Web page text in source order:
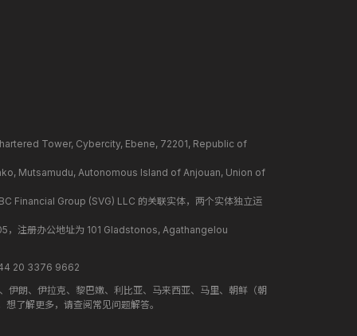
Tower, Cybercity, Ebene, 72201, Republic of
Mutsamudu, Autonomous Island of Anjouan, Union of
Financial Group (SVG) LLC 的关联实体，两个实体独立运
，注册办公地址为 101 Gladstonos, Agathangelou
20 3376 9662
伊朗、伊拉克、黎巴嫩、利比亚、马来西亚、马里、朝鲜（朝
了解更多，请查阅常见问题解答。